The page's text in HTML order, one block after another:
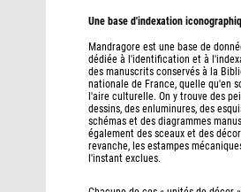
Une base d'indexation
Mandragore est une base de
dédiée à l'identification et à
des manuscrits conservés à la
nationale de France, quelle qu'en
l'aire culturelle. On y trouve des
dessins, des enluminures, des
schémas et des diagrammes
également des sceaux et des
revanche, les estampes
l'instant exclues.